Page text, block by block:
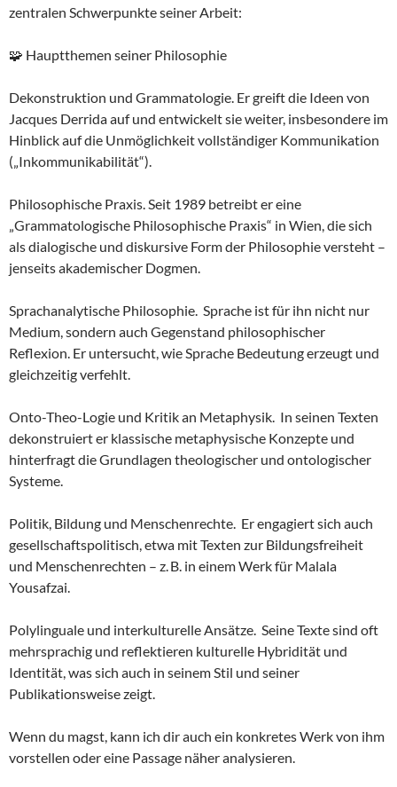
zentralen Schwerpunkte seiner Arbeit:
🧩 Hauptthemen seiner Philosophie
Dekonstruktion und Grammatologie. Er greift die Ideen von
Jacques Derrida auf und entwickelt sie weiter, insbesondere im
Hinblick auf die Unmöglichkeit vollständiger Kommunikation
(„Inkommunikabilität“).
Philosophische Praxis. Seit 1989 betreibt er eine
„Grammatologische Philosophische Praxis“ in Wien, die sich
als dialogische und diskursive Form der Philosophie versteht –
jenseits akademischer Dogmen.
Sprachanalytische Philosophie. Sprache ist für ihn nicht nur
Medium, sondern auch Gegenstand philosophischer
Reflexion. Er untersucht, wie Sprache Bedeutung erzeugt und
gleichzeitig verfehlt.
Onto-Theo-Logie und Kritik an Metaphysik. In seinen Texten
dekonstruiert er klassische metaphysische Konzepte und
hinterfragt die Grundlagen theologischer und ontologischer
Systeme.
Politik, Bildung und Menschenrechte. Er engagiert sich auch
gesellschaftspolitisch, etwa mit Texten zur Bildungsfreiheit
und Menschenrechten – z. B. in einem Werk für Malala
Yousafzai.
Polylinguale und interkulturelle Ansätze. Seine Texte sind oft
mehrsprachig und reflektieren kulturelle Hybridität und
Identität, was sich auch in seinem Stil und seiner
Publikationsweise zeigt.
Wenn du magst, kann ich dir auch ein konkretes Werk von ihm
vorstellen oder eine Passage näher analysieren.